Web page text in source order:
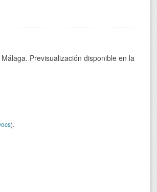
Previsualización disponible en la
).